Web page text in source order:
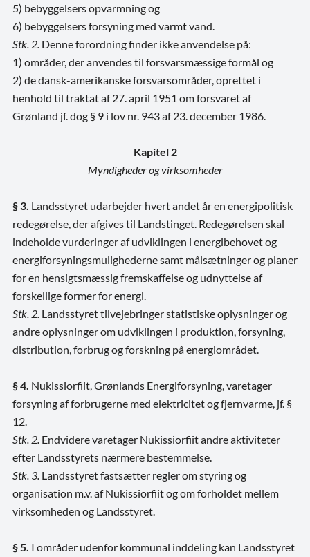
5) bebyggelsers opvarmning og
6) bebyggelsers forsyning med varmt vand.
Stk. 2. Denne forordning finder ikke anvendelse på:
1) områder, der anvendes til forsvarsmæssige formål og
2) de dansk-amerikanske forsvarsområder, oprettet i
henhold til traktat af 27. april 1951 om forsvaret af
Grønland jf. dog § 9 i lov nr. 943 af 23. december 1986.
Kapitel 2
Myndigheder og virksomheder
§ 3. Landsstyret udarbejder hvert andet år en energipolitisk
redegørelse, der afgives til Landstinget. Redegørelsen skal
indeholde vurderinger af udviklingen i energibehovet og
energiforsyningsmulighederne samt målsætninger og planer
for en hensigtsmæssig fremskaffelse og udnyttelse af
forskellige former for energi.
Stk. 2. Landsstyret tilvejebringer statistiske oplysninger og
andre oplysninger om udviklingen i produktion, forsyning,
distribution, forbrug og forskning på energiområdet.
§ 4. Nukissiorfiit, Grønlands Energiforsyning, varetager
forsyning af forbrugerne med elektricitet og fjernvarme, jf. §
12.
Stk. 2. Endvidere varetager Nukissiorfiit andre aktiviteter
efter Landsstyrets nærmere bestemmelse.
Stk. 3. Landsstyret fastsætter regler om styring og
organisation m.v. af Nukissiorfiit og om forholdet mellem
virksomheden og Landsstyret.
§ 5. I områder udenfor kommunal inddeling kan Landsstyret